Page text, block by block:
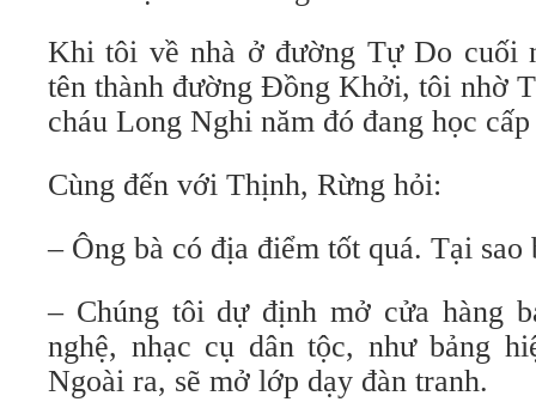
Khi tôi về nhà ở đường Tự Do cuối
tên thành đường Đồng Khởi, tôi nhờ
cháu Long Nghi năm đó đang học
Cùng đến với Thịnh, Rừng hỏi:
– Ông bà có địa điểm tốt quá. Tại sao
– Chúng tôi dự định mở cửa hàng
nghệ, nhạc cụ dân tộc, như bảng
Ngoài ra, sẽ mở lớp dạy đàn tranh.